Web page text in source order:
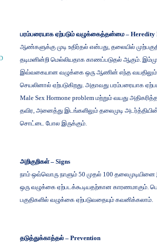
பரம்பரையாக ஏற்படும் வழுக்கைத்தன்மை– Heredity
ஆண்களுக்கு முடி உதிர்தல் என்பது, தலையில்
தடிமனின்றி மெல்லியதாக காணப்படுதல் ஆகும்.
இவ்வகையான வழுக்கை ஒரு ஆணின் எந்த வயதிலும்
செயலினால் ஏற்படுகிறது. அதாவது பரம்பரையாக
Male Sex Hormone problem மற்றும் வயது
தவிர அனைத்து இடங்களிலும் தலைமுடி
சொட்டை
போல இருக்கும்.
அறிகுறிகள் – Signs
நாம் ஒவ்வொரு நாளும்50 முதல் 100 தலைமுடியினை
ஒரு வழுக்கை ஏற்படக்கூடியதற்கான காரணமாகும்.
பகுதிகளில் வழுக்கை ஏற்படுவதையும் கவனிக்கலாம்.
தடுத்துக்காத்தல்– Prevention